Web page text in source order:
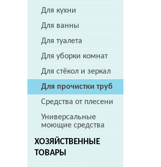
Для кухни
Для ванны
Для туалета
Для уборки комнат
Для стёкол и зеркал
Для прочистки труб
Средства от плесени
Универсальные
моющие средства
ХОЗЯЙСТВЕННЫЕ
ТОВАРЫ